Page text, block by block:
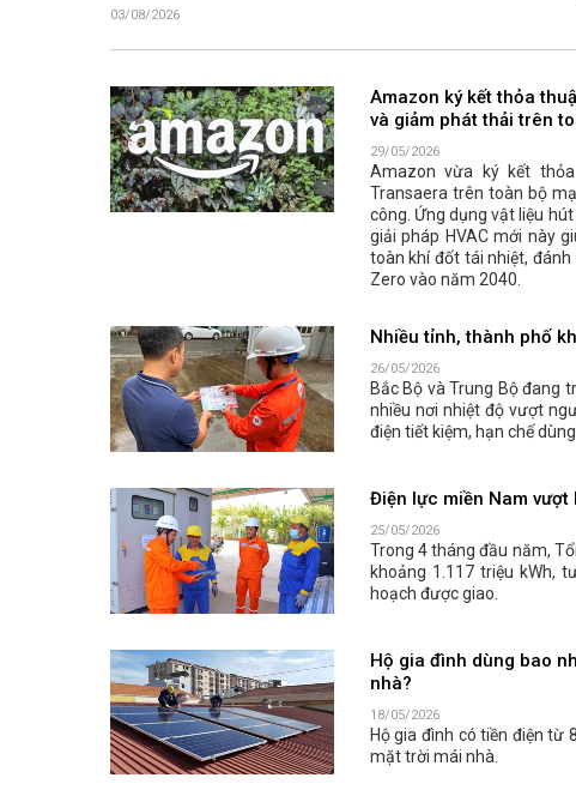
03/08/2026
Amazon ký kết thỏa
và giảm phát thải trên
29/05/2026
Amazon vừa ký kết
Transaera trên toàn bộ
công. Ứng dụng vật liệu
giải pháp HVAC mới này
toàn khí đốt tái nhiệt,
Zero vào năm 2040.
Nhiều tỉnh, thành phố
26/05/2026
Bắc Bộ và Trung Bộ đang
nhiều nơi nhiệt độ vượt
điện tiết kiệm, hạn chế
Điện lực miền Nam vượt
25/05/2026
Trong 4 tháng đầu năm,
khoảng 1.117 triệu kWh,
hoạch được giao.
Hộ gia đình dùng bao
nhà?
18/05/2026
Hộ gia đình có tiền điện từ
mặt trời mái nhà.